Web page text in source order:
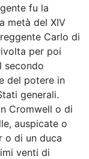
fu la
metà del XIV
Carlo di
per poi
secondo
del potere in
generali.
Cromwell o di
auspicate o
o di un duca
venti di